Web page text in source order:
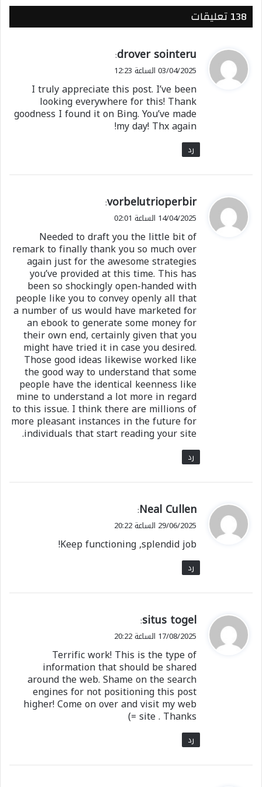
شارك هذا الموضوع:
فيس بوك X
معجب بهذه:
‫138 تعليقات
ي
ق
ل
drover sointeru
:
03/04/2025 الساعة 12:23
I truly appreciate this post. I’ve been
looking everywhere for this! Thank
goodness I found it on Bing. You’ve made
my day! Thx again!
رد
ي
ق
ل
vorbelutrioperbir
:
14/04/2025 الساعة 02:01
Needed to draft you the little bit of
remark to finally thank you so much over
again just for the awesome strategies
you’ve provided at this time. This has
been so shockingly open-handed with
people like you to convey openly all that
a number of us would have marketed for
an ebook to generate some money for
their own end, certainly given that you
might have tried it in case you desired.
Those good ideas likewise worked like
the good way to understand that some
people have the identical keenness like
mine to understand a lot more in regard
to this issue. I think there are millions of
more pleasant instances in the future for
individuals that start reading your site.
رد
ي
ق
ل
Neal Cullen
:
29/06/2025 الساعة 20:22
Keep functioning ,splendid job!
رد
ي
ق
ل
situs togel
:
17/08/2025 الساعة 20:22
Terrific work! This is the type of
information that should be shared
around the web. Shame on the search
engines for not positioning this post
higher! Come on over and visit my web
site . Thanks =)
رد